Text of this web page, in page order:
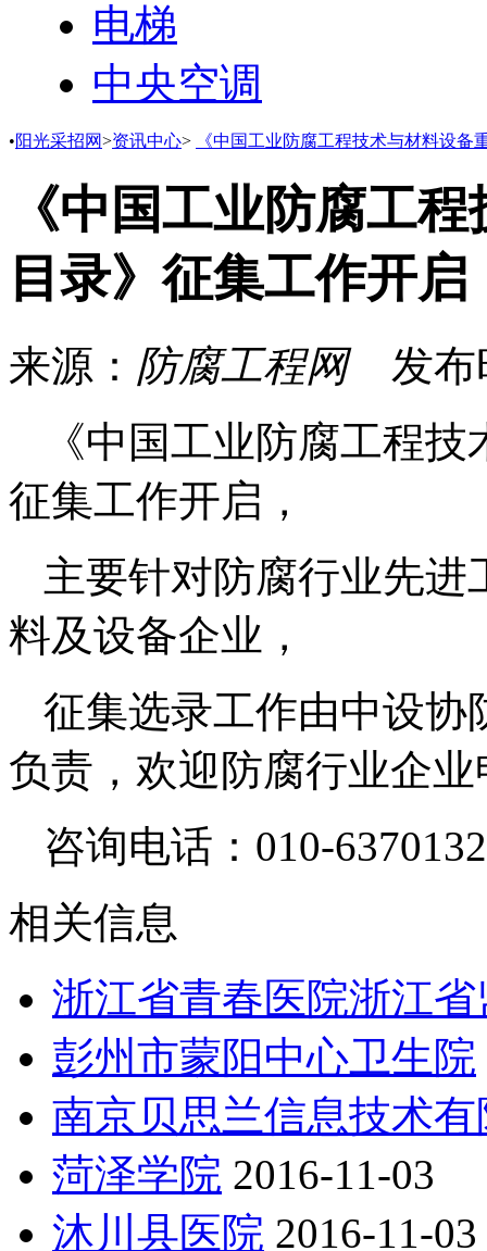
电梯
中央空调
•阳光采招网>资讯中心> 《中国工业防腐工程技术与材料设备
《中国工业防腐工
目录》征集工作开启
来源： 防腐工程网发布
《中国工业防腐工程
征集工作开启，
主要针对防腐行业先
料及设备企业，
征集选录工作由中设协
负责，欢迎防腐行业企
咨询电话：010-
相关信息
浙江省青春医院浙江
彭州市蒙阳中心卫生院
南京贝思兰信息技术
菏泽学院 2016-11-03
沐川县医院 2016-11-03